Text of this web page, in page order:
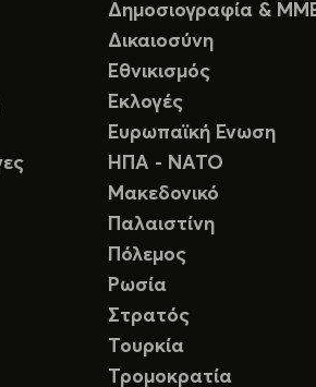
Δημοσιογραφία &
Δικαιοσύνη
Εθνικισμός
Εκλογές
Ευρωπαϊκή Ενωση
ΗΠΑ - ΝΑΤΟ
Μακεδονικό
Παλαιστίνη
Πόλεμος
Ρωσία
Στρατός
Τουρκία
Τρομοκρατία